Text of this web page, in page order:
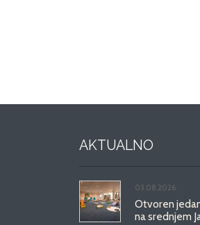
AKTUALNO
03.08.2026.
Otvoren
na srednjem